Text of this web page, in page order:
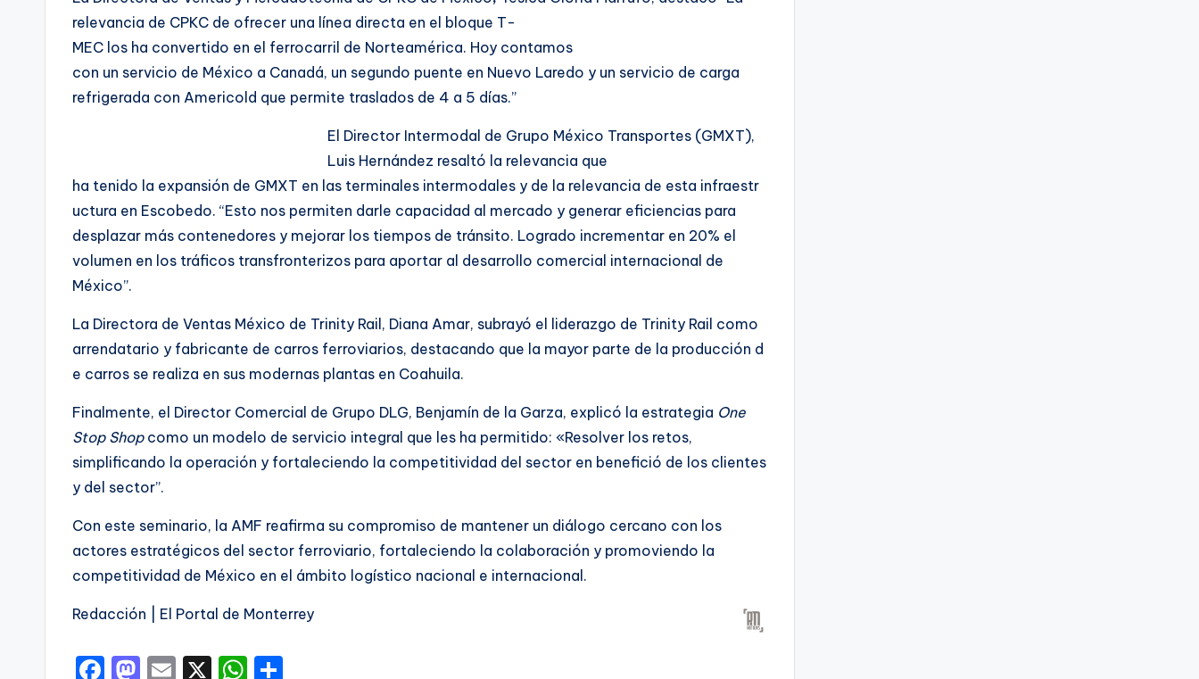
relevancia de CPKC de ofrecer una línea directa en el bloque T-
MEC los ha convertido en el ferrocarril de Norteamérica. Hoy contamos
con un servicio de México a Canadá, un segundo puente en Nuevo Laredo y un servicio de carga
refrigerada con Americold que permite traslados de 4 a 5 días.”
El Director Intermodal de Grupo México Transportes (GMXT),
Luis Hernández resaltó la relevancia que
ha tenido la expansión de GMXT en las terminales intermodales y de la relevancia de esta infraestr
uctura en Escobedo. “Esto nos permiten darle capacidad al mercado y generar eficiencias para
desplazar más contenedores y mejorar los tiempos de tránsito. Logrado incrementar en 20% el
volumen en los tráficos transfronterizos para aportar al desarrollo comercial internacional de
México”.
La Directora de Ventas México de Trinity Rail, Diana Amar, subrayó el liderazgo de Trinity Rail como
arrendatario y fabricante de carros ferroviarios, destacando que la mayor parte de la producción d
e carros se realiza en sus modernas plantas en Coahuila.
Finalmente, el Director Comercial de Grupo DLG, Benjamín de la Garza, explicó la estrategia One
Stop Shop como un modelo de servicio integral que les ha permitido: «Resolver los retos,
simplificando la operación y fortaleciendo la competitividad del sector en benefició de los clientes
y del sector”.
Con este seminario, la AMF reafirma su compromiso de mantener un diálogo cercano con los
actores estratégicos del sector ferroviario, fortaleciendo la colaboración y promoviendo la
competitividad de México en el ámbito logístico nacional e internacional.
Redacción | El Portal de Monterrey
F M E X W